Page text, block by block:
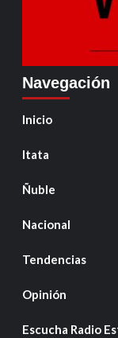
Navegación
Inicio
Itata
Ñuble
Nacional
Tendencias
Opinión
Escucha Radio